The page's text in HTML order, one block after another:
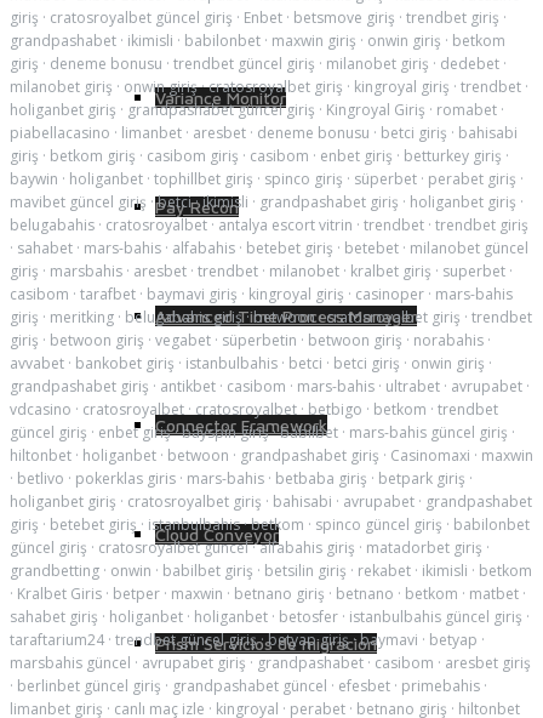
Variance Monitor
Pay Recon
Advanced Time Process Manager
Connector Framework
Cloud Conveyor
Prism Servicios de migración
giriş · cratosroyalbet güncel giriş · Enbet · betsmove giriş · trendbet giriş ·
grandpashabet · ikimisli · babilonbet · maxwin giriş · onwin giriş · betkom
giriş · deneme bonusu · trendbet güncel giriş · milanobet giriş · dedebet ·
milanobet giriş · onwin giriş·cratosroyalbet giriş · kingroyal giriş · trendbet ·
holiganbet giriş · grandpashabet güncel giriş · Kingroyal Giriş · romabet ·
piabellacasino · limanbet · aresbet · deneme bonusu · betci giriş · bahisabi
giriş · betkom giriş · casibom giriş · casibom · enbet giriş · betturkey giriş ·
baywin · holiganbet · tophillbet giriş · spinco giriş · süperbet · perabet giriş ·
mavibet güncel giriş ·betci·ikimisli · grandpashabet giriş · holiganbet giriş ·
belugabahis · cratosroyalbet · antalya escort vitrin · trendbet · trendbet giriş
· sahabet · mars-bahis · alfabahis · betebet giriş · betebet · milanobet güncel
giriş · marsbahis · aresbet · trendbet · milanobet · kralbet giriş · superbet ·
casibom · tarafbet · baymavi giriş · kingroyal giriş · casinoper · mars-bahis
giriş · meritking · belugabahis giriş·betwoon·cratosroyalbet giriş · trendbet
giriş · betwoon giriş · vegabet · süperbetin · betwoon giriş · norabahis ·
avvabet · bankobet giriş · istanbulbahis · betci · betci giriş · onwin giriş ·
grandpashabet giriş · antikbet · casibom · mars-bahis · ultrabet · avrupabet ·
vdcasino · cratosroyalbet · cratosroyalbet · betbigo · betkom · trendbet
güncel giriş · enbet giriş·bayspin giriş·babilbet · mars-bahis güncel giriş ·
hiltonbet · holiganbet · betwoon · grandpashabet giriş · Casinomaxi · maxwin
· betlivo · pokerklas giris · mars-bahis · betbaba giriş · betpark giriş ·
holiganbet giriş · cratosroyalbet giriş · bahisabi · avrupabet · grandpashabet
giriş · betebet giriş · istanbulbahis·betkom · spinco güncel giriş · babilonbet
güncel giriş · cratosroyalbet güncel·alfabahis giriş · matadorbet giriş ·
grandbetting · onwin · babilbet giriş · betsilin giriş · rekabet · ikimisli · betkom
· Kralbet Giris · betper · maxwin · betnano giriş · betnano · betkom · matbet ·
sahabet giriş · holiganbet · holiganbet · betosfer · istanbulbahis güncel giriş ·
taraftarium24 · trendbet güncel giriş·betyap giriş·baymavi · betyap ·
marsbahis güncel · avrupabet giriş · grandpashabet · casibom · aresbet giriş
· berlinbet güncel giriş · grandpashabet güncel · efesbet · primebahis ·
limanbet giriş · canlı maç izle · kingroyal · perabet · betnano giriş · hiltonbet